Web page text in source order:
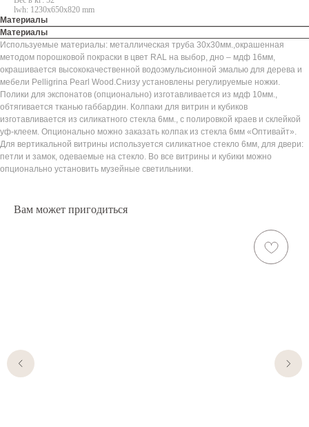
lwh: 1230x650x820 mm
Материалы
Материалы
Используемые материалы: металлическая труба 30х30мм.,окрашенная
методом порошковой покраски в цвет RAL на выбор, дно – мдф 16мм,
окрашивается высококачественной водоэмульсионной эмалью для дерева и
мебели Pelligrina Pearl Wood.Снизу установлены регулируемые ножки.
Полики для экспонатов (опционально) изготавливается из мдф 10мм.,
обтягивается тканью габбардин. Колпаки для витрин и кубиков
изготавливается из силикатного стекла 6мм., с полировкой краев и склейкой
уф-клеем. Опционально можно заказать колпак из стекла 6мм «Оптивайт».
Для вертикальной витрины используется силикатное стекло 6мм, для двери:
петли и замок, одеваемые на стекло. Во все витрины и кубики можно
опционально установить музейные светильники.
Вам может пригодиться